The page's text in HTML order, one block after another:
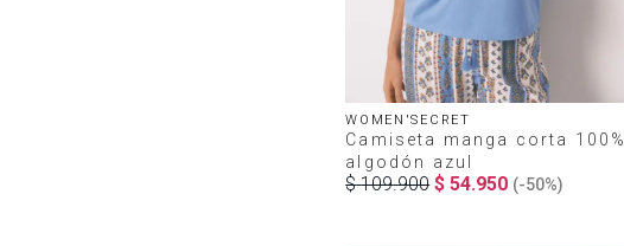
WOMEN'SECRET
Camiseta manga corta 100%
algodón azul
$ 109.900 $ 54.950 (-50%)